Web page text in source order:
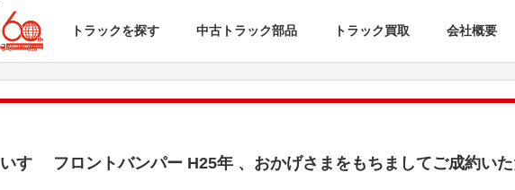
トラックを探す 中古トラック部品 トラック買取 会社概要
いすゞ フロントバンパー H25年 、おかげさまをもちましてご成約い